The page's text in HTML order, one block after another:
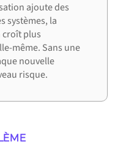
ajoute des
systèmes, la
plus
même. Sans une
nouvelle
risque.